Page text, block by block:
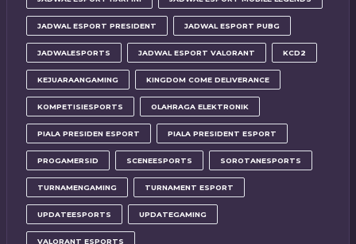
JADWAL ESPORT PRESIDENT JADWAL ESPORT PUBG
JADWALESPORTS JADWAL ESPORT VALORANT KCD2
KEJUARAANGAMING KINGDOM COME DELIVERANCE
KOMPETISIESPORTS OLAHRAGA ELEKTRONIK
PIALA PRESIDEN ESPORT PIALA PRESIDENT ESPORT
PROGAMERSID SCENEESPORTS SOROTANESPORTS
TURNAMENGAMING TURNAMENT ESPORT
UPDATEESPORTS UPDATEGAMING
VALORANT ESPORTS